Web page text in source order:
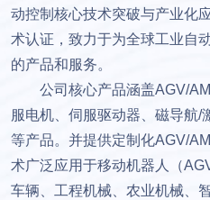
动控制核心技术突破与产业化
术认证，致力于为全球工业自
的产品和服务。
公司核心产品涵盖AGV/
服电机
伺服驱动器、磁导航/
等产品。并提供定制化AGV/
术广泛应用于移动机器人（
车辆、工程机械、农业机械、